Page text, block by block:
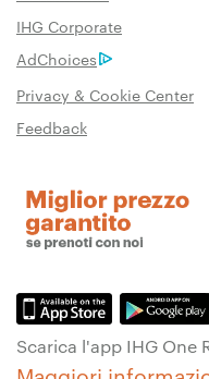
IHG Corporate
AdChoices
Privacy & Cookie Center
Feedback
Scarica l'app IHG One